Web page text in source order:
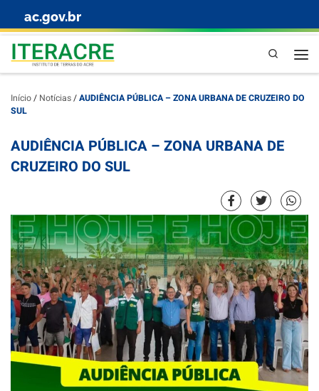
Skip to content
ac.gov.br
Pesquisa
Início/ Notícias/AUDIÊNCIA PÚBLICA – ZONA URBANA DE CRUZEIRO DO
SUL
AUDIÊNCIA PÚBLICA – ZONA URBANA DE
CRUZEIRO DO SUL